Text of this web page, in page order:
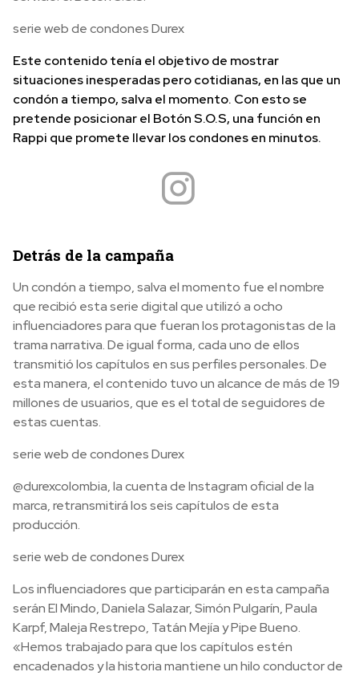
serie web de condones Durex
Este contenido tenía el objetivo de mostrar
situaciones inesperadas pero cotidianas, en las que un
condón a tiempo, salva el momento. Con esto se
pretende posicionar el Botón S.O.S, una función en
Rappi que promete llevar los condones en minutos.
Detrás de la campaña
Un condón a tiempo, salva el momento fue el nombre
que recibió esta serie digital que utilizó a ocho
influenciadores para que fueran los protagonistas de la
trama narrativa. De igual forma, cada uno de ellos
transmitió los capítulos en sus perfiles personales. De
esta manera, el contenido tuvo un alcance de más de 19
millones de usuarios, que es el total de seguidores de
estas cuentas.
serie web de condones Durex
@durexcolombia, la cuenta de Instagram oficial de la
marca, retransmitirá los seis capítulos de esta
producción.
serie web de condones Durex
Los influenciadores que participarán en esta campaña
seránEl Mindo, Daniela Salazar, Simón Pulgarín, Paula
Karpf, Maleja Restrepo, Tatán Mejía y Pipe Bueno.
«Hemos trabajado para que los capítulos estén
encadenados y la historia mantiene un hilo conductor de